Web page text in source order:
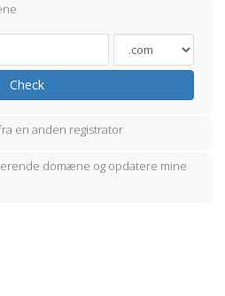
Check
en anden registrator
domæne og opdatere mine